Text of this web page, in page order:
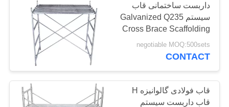
آچار سوپاپ داربست
10
داربست ساختمانی قاب
سیستم Galvanized Q235
Cross Brace Scaffolding
negotiable MOQ:500sets
CONTACT
قاب فولادی گالوانیزه H
قاب داربست سیستم